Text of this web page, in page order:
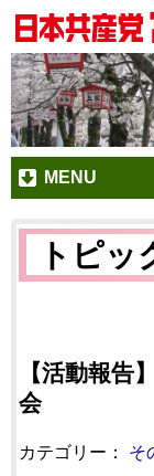
MENU
トピッ
【活動報
会
カテゴリー： そ